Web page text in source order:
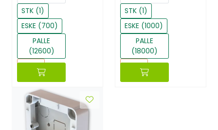
STK (1)
ESKE (700)
PALLE
(12600)
Reset
STK (1)
ESKE (1000)
PALLE
(18000)
Reset